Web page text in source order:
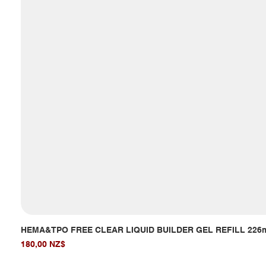
HEMA&TPO FREE CLEAR LIQUID BUILDER GEL REFILL
Giá
180,00 NZ$